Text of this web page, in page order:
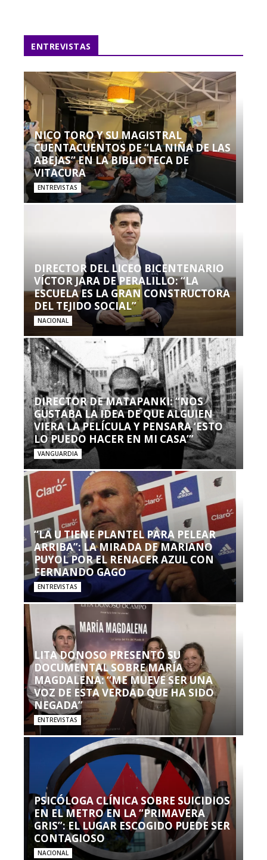
ENTREVISTAS
NICO TORO Y SU MAGISTRAL
CUENTACUENTOS DE “LA NIÑA DE LAS
ABEJAS” EN LA BIBLIOTECA DE
VITACURA
ENTREVISTAS
DIRECTOR DEL LICEO BICENTENARIO
VÍCTOR JARA DE PERALILLO: “LA
ESCUELA ES LA GRAN CONSTRUCTORA
DEL TEJIDO SOCIAL”
NACIONAL
DIRECTOR DE MATAPANKI: “NOS
GUSTABA LA IDEA DE QUE ALGUIEN
VIERA LA PELÍCULA Y PENSARA ‘ESTO
LO PUEDO HACER EN MI CASA’”
VANGUARDIA
“LA U TIENE PLANTEL PARA PELEAR
ARRIBA”: LA MIRADA DE MARIANO
PUYOL POR EL RENACER AZUL CON
FERNANDO GAGO
ENTREVISTAS
LITA DONOSO PRESENTÓ SU
DOCUMENTAL SOBRE MARÍA
MAGDALENA: “ME MUEVE SER UNA
VOZ DE ESTA VERDAD QUE HA SIDO
NEGADA”
ENTREVISTAS
PSICÓLOGA CLÍNICA SOBRE SUICIDIOS
EN EL METRO EN LA “PRIMAVERA
GRIS”: EL LUGAR ESCOGIDO PUEDE SER
CONTAGIOSO
NACIONAL